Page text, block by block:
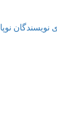
نویسندگان نوپا